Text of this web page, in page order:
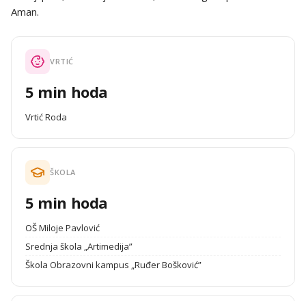
Aman.
VRTIĆ
5 min hoda
Vrtić Roda
ŠKOLA
5 min hoda
OŠ Miloje Pavlović
Srednja škola „Artimedija”
Škola Obrazovni kampus „Ruđer Bošković”